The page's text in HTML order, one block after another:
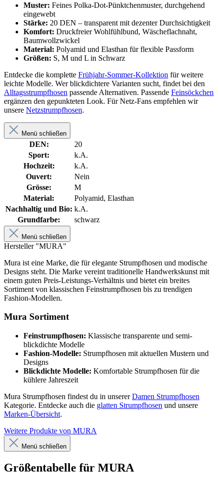
Muster: Feines Polka-Dot-Pünktchenmuster, durchgehend
eingewebt
Stärke: 20 DEN – transparent mit dezenter Durchsichtigkeit
Komfort: Druckfreier Wohlfühlbund, Wäscheflachnaht,
Baumwollzwickel
Material: Polyamid und Elasthan für flexible Passform
Größen: S, M und L in Schwarz
Entdecke die komplette Frühjahr-Sommer-Kollektion für weitere
leichte Modelle. Wer blickdichtere Varianten sucht, findet bei den
Alltagsstrumpfhosen passende Alternativen. Passende Feinsöckchen
ergänzen den gepunkteten Look. Für Netz-Fans empfehlen wir
unsere Netzstrumpfhosen.
Menü schließen
DEN:
20
Sport:
k.A.
Hochzeit:
k.A.
Ouvert:
Nein
Grösse:
M
Material:
Polyamid, Elasthan
Nachhaltig und Bio: k.A.
Grundfarbe:
schwarz
Menü schließen
Hersteller "MURA"
Mura ist eine Marke, die für elegante Strumpfhosen und modische
Designs steht. Die Marke vereint traditionelle Handwerkskunst mit
einem guten Preis-Leistungs-Verhältnis und bietet ein breites
Sortiment von klassischen Feinstrumpfhosen bis zu trendigen
Fashion-Modellen.
Mura Sortiment
Feinstrumpfhosen: Klassische transparente und semi-
blickdichte Modelle
Fashion-Modelle: Strumpfhosen mit aktuellen Mustern und
Designs
Blickdichte Modelle: Komfortable Strumpfhosen für die
kühlere Jahreszeit
Mura Strumpfhosen findest du in unsererDamen Strumpfhosen
Kategorie. Entdecke auch die glatten Strumpfhosen und unsere
Marken-Übersicht.
Weitere Produkte von MURA
Menü schließen
Größentabelle für MURA